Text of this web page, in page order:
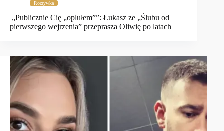
Rozrywka
„Publicznie Cię „oplułem””: Łukasz ze „Ślubu od
pierwszego wejrzenia” przeprasza Oliwię po latach